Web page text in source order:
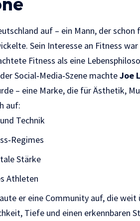
auf – ein Mann, der
Sein Interesse an Fitness
Fitness als eine
Social‑Media‑Szene machteJoe
– eine Marke, die für Ästhetik,
auf:
Technik
Stärke
Athleten
er eine Community auf, die
Tiefe und einen erkennbaren